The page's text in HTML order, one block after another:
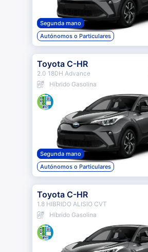
Segunda mano
Autónomos o Particulares
Toyota C-HR
2.0 180H Advance
Híbrido Gasolina
Segunda mano
Autónomos o Particulares
Toyota C-HR
1.8 HIBRIDO ALISIO CVT
Híbrido Gasolina